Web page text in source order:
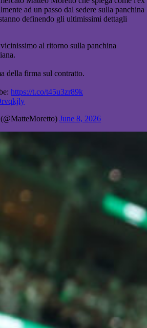
ad un passo dal sedere sulla panchina
definendo gli ultimissimi dettagli
al ritorno sulla panchina
della firma sul contratto.
https://t.co/t45u3zr89k
June 8, 2026